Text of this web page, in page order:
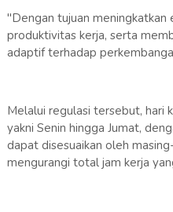
"Dengan tujuan meningkatkan
produktivitas kerja, serta
adaptif terhadap
Melalui regulasi tersebut, hari
yakni Senin hingga Jumat,
dapat disesuaikan oleh
mengurangi total jam kerja